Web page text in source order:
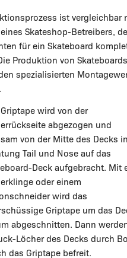
ist vergleichbar
Skateshop-Betreibers,
für ein Skateboard
Produktion von Skateboards
spezialisierten
wird von der
abgezogen und
von der Mitte des Decks in
Tail und Nose auf das
Deck aufgebracht. Mit
oder einem
wird das
Griptape um das
abgeschnitten. Dann
Löcher des Decks durch
das Griptape befreit.